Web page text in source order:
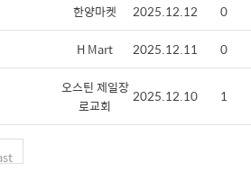
한양마켓 2025.12.12 0
H Mart 2025.12.11 0
오스틴 제일장
로교회
2025.12.10 1